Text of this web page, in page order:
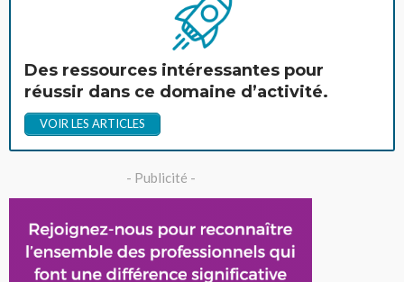
Des ressources intéressantes pour
réussir dans ce domaine d’activité.
VOIR LES ARTICLES
- Publicité -